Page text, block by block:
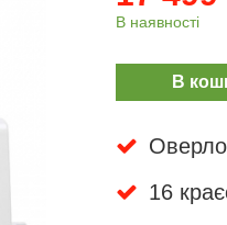
В наявності
В
16